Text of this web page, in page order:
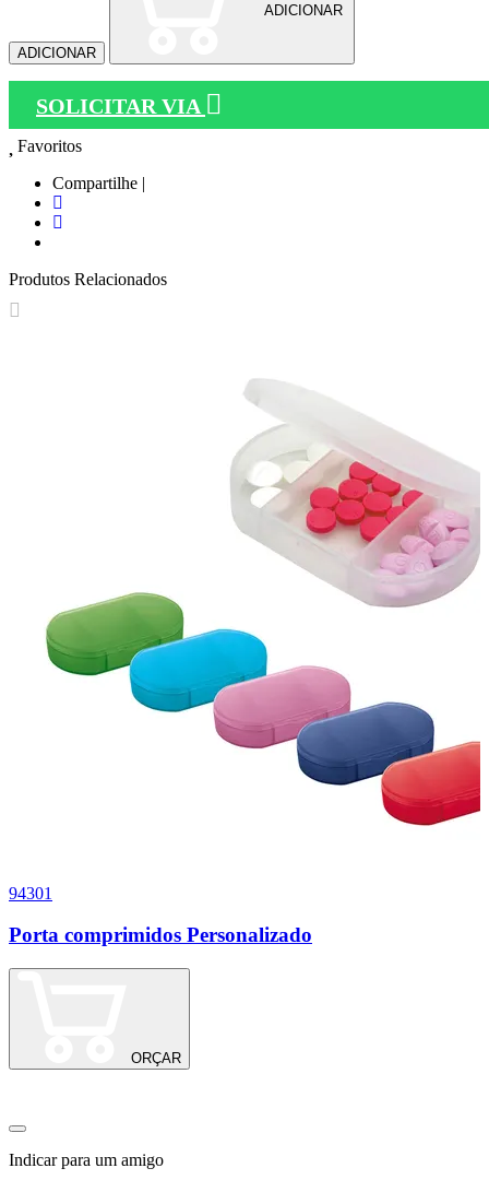
ADICIONAR
ADICIONAR
SOLICITAR VIA
Favoritos
Compartilhe |
Produtos Relacionados
94301
Porta comprimidos Personalizado
ORÇAR
Indicar para um amigo